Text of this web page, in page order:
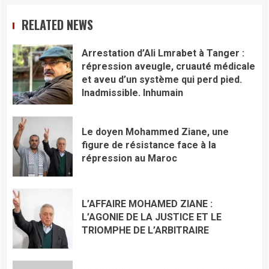
RELATED NEWS
Arrestation d’Ali Lmrabet à Tanger :
répression aveugle, cruauté médicale
et aveu d’un système qui perd pied.
Inadmissible. Inhumain
Le doyen Mohammed Ziane, une
figure de résistance face à la
répression au Maroc
L’AFFAIRE MOHAMED ZIANE :
L’AGONIE DE LA JUSTICE ET LE
TRIOMPHE DE L’ARBITRAIRE